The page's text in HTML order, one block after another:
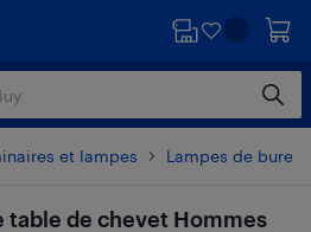
et lampes Lampes de bureau
table de chevet Hommes